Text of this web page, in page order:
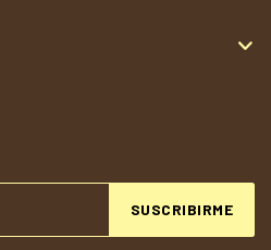
SUSCRIBIRME